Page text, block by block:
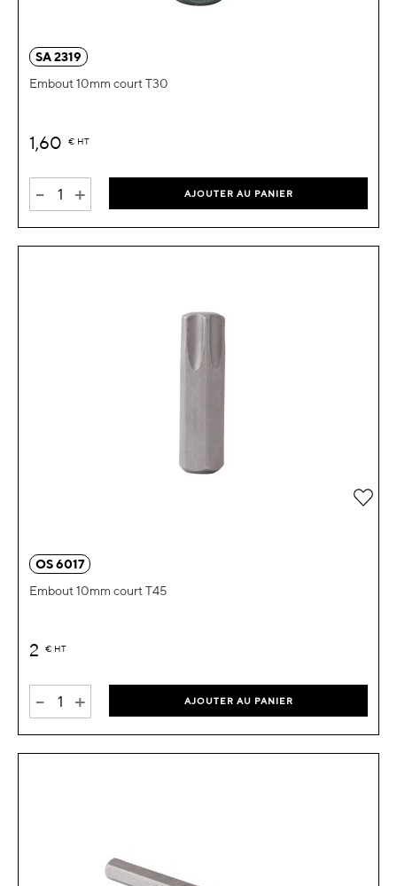
SA 2319
Embout 10mm court T30
1,60 € HT
- + AJOUTER AU PANIER
OS 6017
Embout 10mm court T45
2 € HT
- + AJOUTER AU PANIER